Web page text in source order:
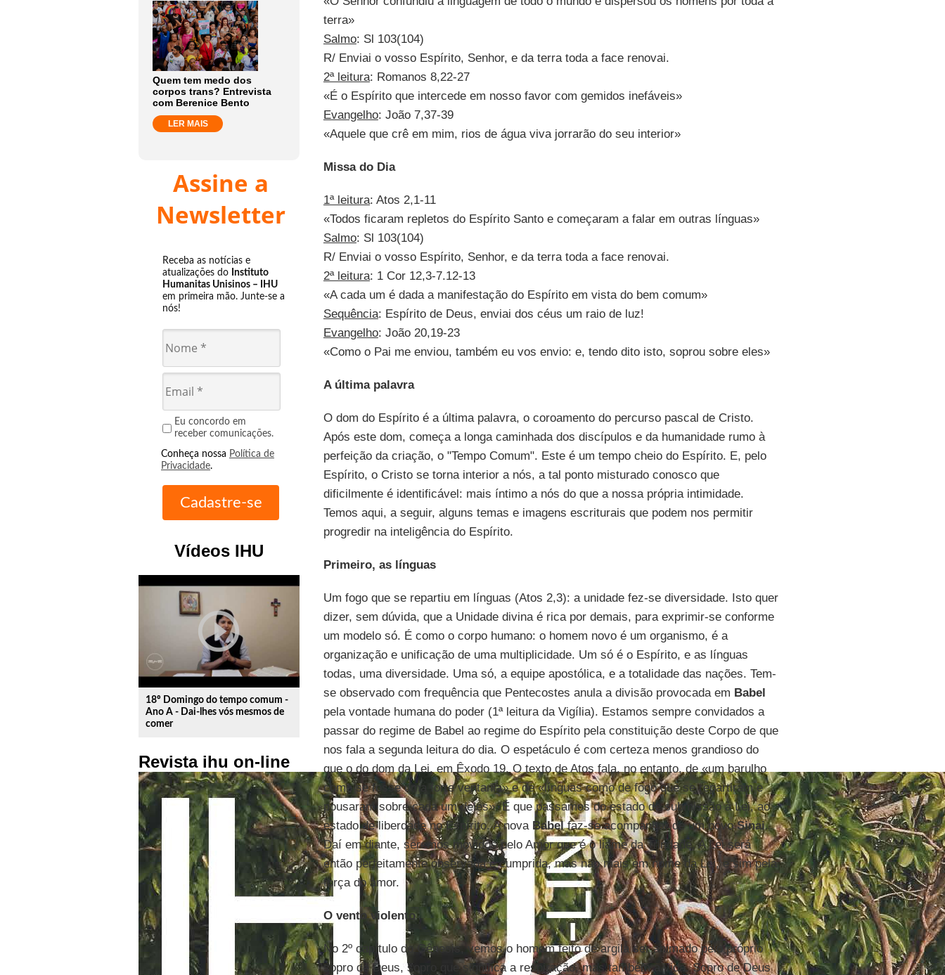
Quem tem medo dos
corpos trans? Entrevista
com Berenice Bento
LER MAIS
Assine a
Newsletter
Receba as notícias e
atualizações do Instituto
Humanitas Unisinos – IHU
em primeira mão. Junte-se a
nós!
Eu concordo em
receber comunicações.
Conheça nossa Política de
Privacidade.
Vídeos IHU
play_circle_outline
18º Domingo do tempo comum -
Ano A - Dai-lhes vós mesmos de
comer
Revista ihu on-line
terra»
Salmo: Sl 103(104)
R/ Enviai o vosso Espírito, Senhor, e da terra toda a face renovai.
2ª leitura: Romanos 8,22-27
«É o Espírito que intercede em nosso favor com gemidos inefáveis»
Evangelho: João 7,37-39
«Aquele que crê em mim, rios de água viva jorrarão do seu interior»
Missa do Dia
1ª leitura: Atos 2,1-11
«Todos ficaram repletos do Espírito Santo e começaram a falar em outras línguas»
Salmo: Sl 103(104)
R/ Enviai o vosso Espírito, Senhor, e da terra toda a face renovai.
2ª leitura: 1 Cor 12,3-7.12-13
«A cada um é dada a manifestação do Espírito em vista do bem comum»
Sequência: Espírito de Deus, enviai dos céus um raio de luz!
Evangelho: João 20,19-23
«Como o Pai me enviou, também eu vos envio: e, tendo dito isto, soprou sobre eles»
A última palavra
O dom do Espírito é a última palavra, o coroamento do percurso pascal de Cristo.
Após este dom, começa a longa caminhada dos discípulos e da humanidade rumo à
perfeição da criação, o "Tempo Comum". Este é um tempo cheio do Espírito. E, pelo
Espírito, o Cristo se torna interior a nós, a tal ponto misturado conosco que
dificilmente é identificável: mais íntimo a nós do que a nossa própria intimidade.
Temos aqui, a seguir, alguns temas e imagens escriturais que podem nos permitir
progredir na inteligência do Espírito.
Primeiro, as línguas
Um fogo que se repartiu em línguas (Atos 2,3): a unidade fez-se diversidade. Isto quer
dizer, sem dúvida, que a Unidade divina é rica por demais, para exprimir-se conforme
um modelo só. É como o corpo humano: o homem novo é um organismo, é a
organização e unificação de uma multiplicidade. Um só é o Espírito, e as línguas
todas, uma diversidade. Uma só, a equipe apostólica, e a totalidade das nações. Tem-
se observado com frequência que Pentecostes anula a divisão provocada em Babel
pela vontade humana do poder (1ª leitura da Vigília). Estamos sempre convidados a
passar do regime de Babel ao regime do Espírito pela constituição deste Corpo de que
nos fala a segunda leitura do dia. O espetáculo é com certeza menos grandioso do
que o do dom da Lei, em Êxodo 19. O texto de Atos fala, no entanto, de «um barulho
como se fosse uma forte ventania» e de «línguas como de fogo que se repartiram e
pousaram sobre cada um deles». É que passamos do estado de submissão à Lei, ao
estado de liberdade no Espírito. A nova Babelfaz-se acompanhar de um novoSinai.
Daí em diante, seremos movidos pelo Amor que é o liame da Trindade. A Lei será
então perfeitamente observada e cumprida, mas não mais em nome da Lei, e sim pela
força do amor.
O vento violento
No 2º capítulo do Gênesis, vemos o homem feito de argila ser animado pelo próprio
sopro de Deus, sopro que significa a respiração, mas também a vida. Sopro de Deus